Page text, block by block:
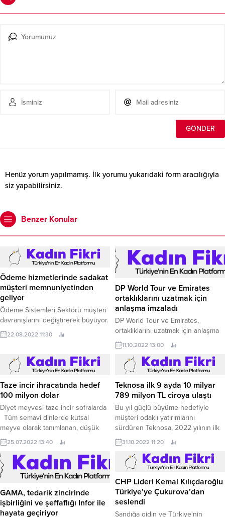
Henüz yorum yapılmamış. İlk yorumu yukarıdaki form aracılığıyla
siz yapabilirsiniz.
Benzer Konular
Ödeme hizmetlerinde sadakat
müşteri memnuniyetinden
geliyor
Ödeme Sistemleri Sektörü müşteri
davranışlarını değiştirerek büyüyor.
22.08.2022 11:30
DP World Tour ve Emirates
ortaklıklarını uzatmak için
anlaşma imzaladı
DP World Tour ve Emirates,
ortaklıklarını uzatmak için anlaşma
imzaladı.
11.10.2022 13:00
Taze incir ihracatında hedef
100 milyon dolar
Diyet meyvesi taze incir sofralarda
Tüm semavi dinlerde kutsal
meyve olarak tanımlanan, düşük
kalorisiyle diyetlerde tavsiye edilen
taze incirde hasat zamanı.
25.07.2022 13:40
Teknosa ilk 9 ayda 10 milyar
789 milyon TL ciroya ulaştı
Bu yıl güçlü büyüme hedefiyle
müşteri odaklı yatırımlarını
sürdüren Teknosa, 2022 yılının ilk
9 ayında geçen yıla göre yüzde
118’lik büyüme ile cirosunu 10
milyar 789 milyon TL’ye taşıdı.
31.10.2022 11:20
GAMA, tedarik zincirinde
işbirliğini ve şeffaflığı Infor ile
hayata geçiriyor
CHP Lideri Kemal Kılıçdaroğlu
Türkiye’ye Çukurova’dan
seslendi
Sandığa gidin ve Türkiye'nin